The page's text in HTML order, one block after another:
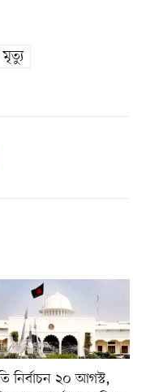
মৃত্যু
নির্বাচন ২০ আগস্ট,